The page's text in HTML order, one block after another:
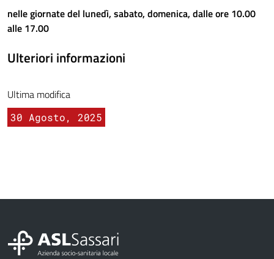
nelle giornate del lunedì, sabato, domenica, dalle ore 10.00
alle 17.00
Ulteriori informazioni
Ultima modifica
30 Agosto, 2025